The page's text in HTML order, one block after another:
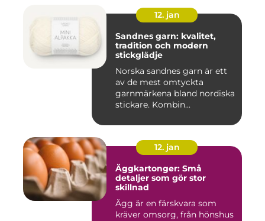
12. jan
Sandnes garn: kvalitet,
tradition och modern
stickglädje
Norska sandnes garn är ett
av de mest omtyckta
garnmärkena bland nordiska
stickare. Kombin...
12. jan
Äggkartonger: Små
detaljer som gör stor
skillnad
Ägg är en färskvara som
kräver omsorg, från hönshus